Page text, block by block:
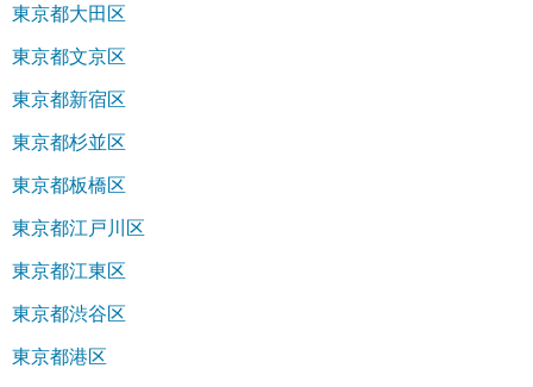
東京都大田区
東京都文京区
東京都新宿区
東京都杉並区
東京都板橋区
東京都江戸川区
東京都江東区
東京都渋谷区
東京都港区